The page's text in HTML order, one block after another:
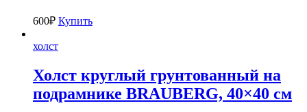
600₽ Купить
холст
Холст круглый грунтованный на
подрамнике BRAUBERG, 40×40 см